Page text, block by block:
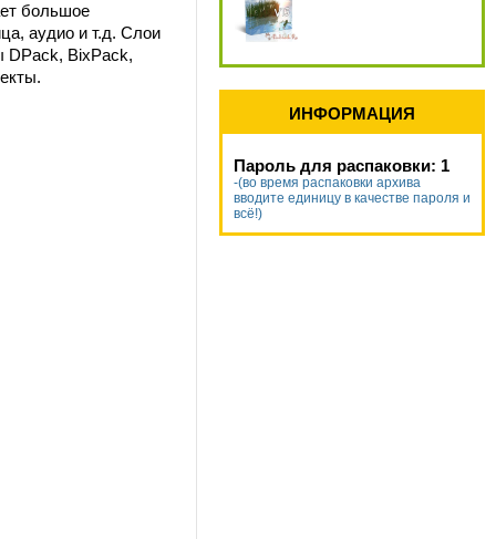
большое
аудио и т.д. Слои
DPack, BixPack,
ИНФОРМАЦИЯ
Пароль для распаковки: 1
-(во время распаковки архива
вводите единицу в качестве пароля и
всё!)